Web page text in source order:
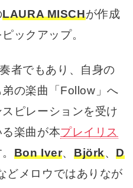
LAURA MISCHが作成
ックアップ。
者でもあり、自身の
の楽曲「Follow」へ
ピレーションを受け
楽曲が本プレイリス
Bon Iver、 Björk、D
どメロウではありなが